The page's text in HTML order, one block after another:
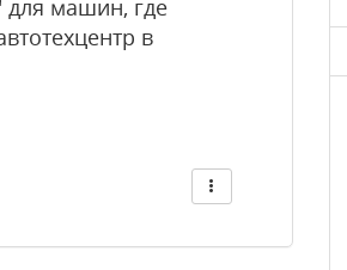
для машин, где
в